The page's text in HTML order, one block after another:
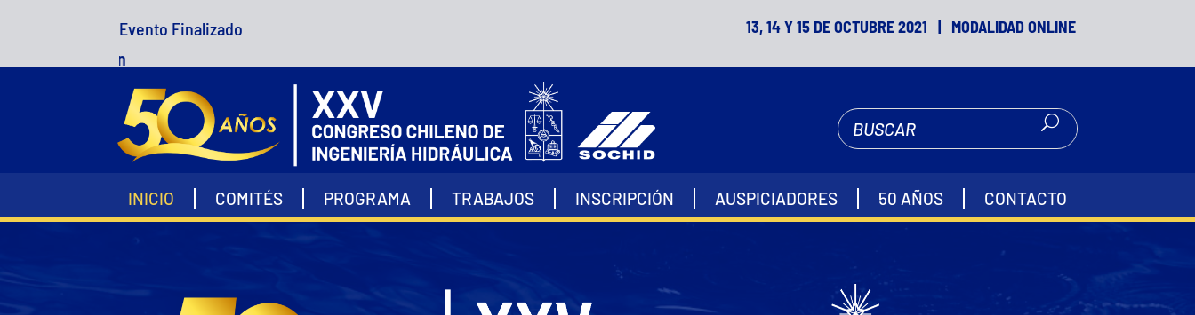
Evento Finalizado
13, 14 Y 15 DE OCTUBRE 2021 | MODALIDAD ONLINE
INICIO COMITÉS PROGRAMA TRABAJOS INSCRIPCIÓN AUSPICIADORES 50 AÑOS CONTACTO